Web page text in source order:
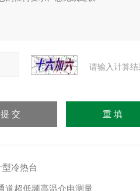
请输入计算
型冷热台
道超低频高温介电测量